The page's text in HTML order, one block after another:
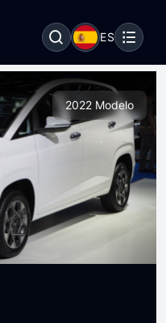
ES
2022 Modelo